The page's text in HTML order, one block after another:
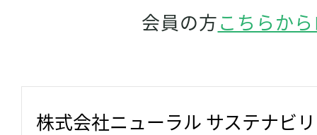
会員の方こちらか
株式会社ニューラル サステナビ